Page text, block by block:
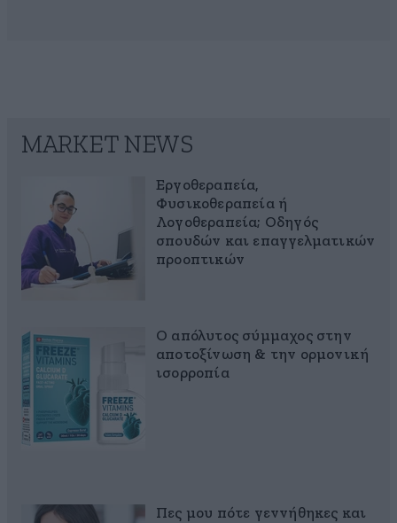
MARKET NEWS
Εργοθεραπεία,
Φυσικοθεραπεία ή
Λογοθεραπεία; Οδηγός
σπουδών και επαγγελματικών
προοπτικών
Ο απόλυτος σύμμαχος στην
αποτοξίνωση & την ορμονική
ισορροπία
Πες μου πότε γεννήθηκες και